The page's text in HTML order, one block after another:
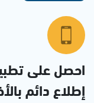
احصل على
إطلاع دائم